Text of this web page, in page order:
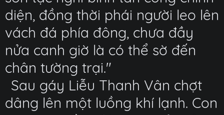
diện, đồng thời phái người leo lên
vách đá phía đông, chưa đầy
nửa canh giờ là có thể sờ đến
chân tường trại."
Sau gáy Liễu Thanh Vân chợt
dâng lên một luồng khí lạnh. Con